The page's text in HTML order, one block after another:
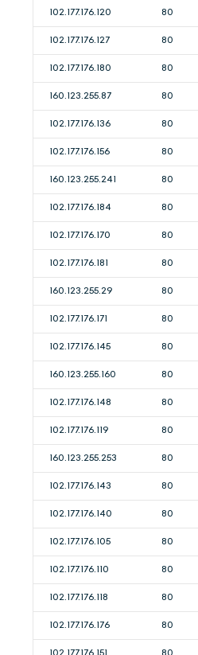
102.177.176.120 80
102.177.176.127 80
102.177.176.180 80
160.123.255.87 80
102.177.176.136 80
102.177.176.156 80
160.123.255.241 80
102.177.176.184 80
102.177.176.170 80
102.177.176.181 80
160.123.255.29 80
102.177.176.171 80
102.177.176.145 80
160.123.255.160 80
102.177.176.148 80
102.177.176.119 80
160.123.255.253 80
102.177.176.143 80
102.177.176.140 80
102.177.176.105 80
102.177.176.110 80
102.177.176.118 80
102.177.176.176 80
102.177.176.151 80